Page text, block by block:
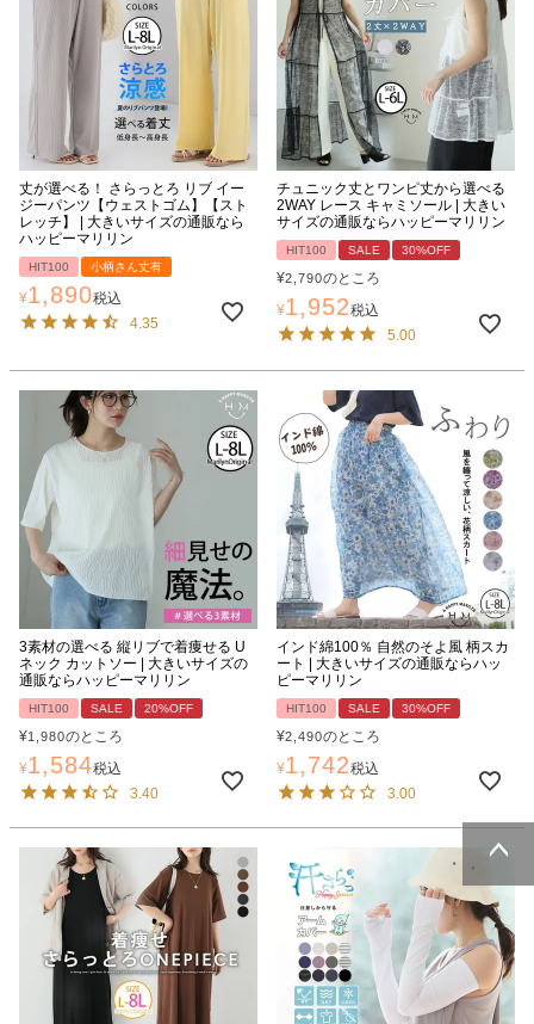
丈が選べる！ さらっとろ リブ イー
ジーパンツ【ウェストゴム】【スト
レッチ】 | 大きいサイズの通販なら
ハッピーマリリン
HIT100 小柄さん丈有
¥1,890税込
4.35
チュニック丈とワンピ丈から選べる
2WAY レース キャミソール | 大きい
サイズの通販ならハッピーマリリン
HIT100 SALE 30%OFF
¥2,790のところ
¥1,952税込
5.00
3素材の選べる 縦リブで着痩せる U
ネック カットソー | 大きいサイズの
通販ならハッピーマリリン
HIT100 SALE 20%OFF
¥1,980のところ
¥1,584税込
3.40
インド綿100％ 自然のそよ風 柄スカ
ート | 大きいサイズの通販ならハッ
ピーマリリン
HIT100 SALE 30%OFF
¥2,490のところ
¥1,742税込
3.00
ページトッ
プへ